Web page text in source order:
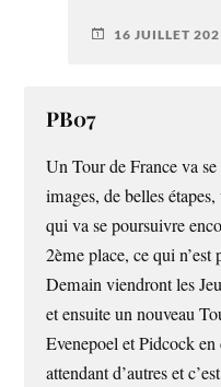
16 JUILLET
PB07
Un Tour de France va
images, de belles
qui va se poursuivre
2ème place, ce qui n’est
Demain viendront les
et ensuite un nouveau
Evenepoel et Pidcock
attendant d’autres et